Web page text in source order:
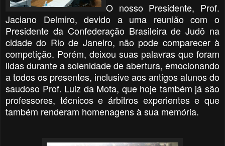
O nosso Presidente, Prof.
Jaciano Delmiro, devido a uma reunião com o
Presidente da Confederação Brasileira de Judô na
cidade do Rio de Janeiro, não pode comparecer à
competição. Porém, deixou suas palavras que foram
lidas durante a solenidade de abertura, emocionando
a todos os presentes, inclusive aos antigos alunos do
saudoso Prof. Luiz da Mota, que hoje também já são
professores, técnicos e árbitros experientes e que
também renderam homenagens à sua memória.